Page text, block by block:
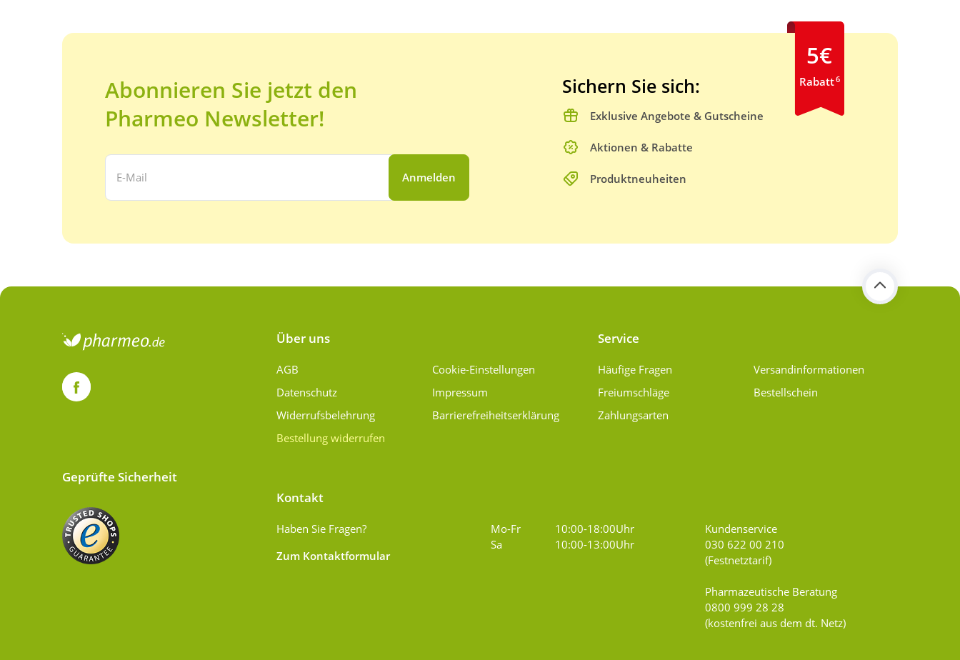
Abonnieren Sie jetzt den
Pharmeo Newsletter!
Ihre E-Mail Adresse:
Anmelden
Sichern Sie sich:
Exklusive Angebote & Gutscheine
Aktionen & Rabatte
Produktneuheiten
5€
Rabatt6
Über uns
AGB
Datenschutz
Widerrufsbelehrung
Bestellung widerrufen
Cookie-Einstellungen
Impressum
Barrierefreiheitserklärung
Service
Häufige Fragen
Freiumschläge
Zahlungsarten
Versand­informationen
Bestellschein
Kontakt
Haben Sie Fragen?
Zum Kontaktformular
Mo-Fr
10:00-18:00Uhr
Sa
10:00-13:00Uhr
Kundenservice
030 622 00 210
(Festnetztarif)
Pharmazeutische Beratung
0800 999 28 28
(kostenfrei aus dem dt. Netz)
Geprüfte Sicherheit